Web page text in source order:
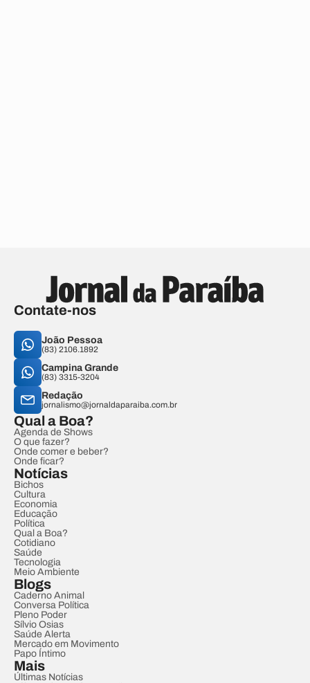
Contate-nos
João Pessoa
(83) 2106.1892
Campina Grande
(83) 3315-3204
Redação
jornalismo@jornaldaparaiba.com.br
Qual a Boa?
Agenda de Shows
O que fazer?
Onde comer e beber?
Onde ficar?
Notícias
Bichos
Cultura
Economia
Educação
Política
Qual a Boa?
Cotidiano
Saúde
Tecnologia
Meio Ambiente
Blogs
Caderno Animal
Conversa Política
Pleno Poder
Sílvio Osias
Saúde Alerta
Mercado em Movimento
Papo Íntimo
Mais
Últimas Notícias